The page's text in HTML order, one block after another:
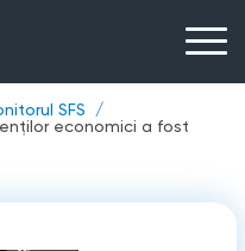
SFS
economici a fost